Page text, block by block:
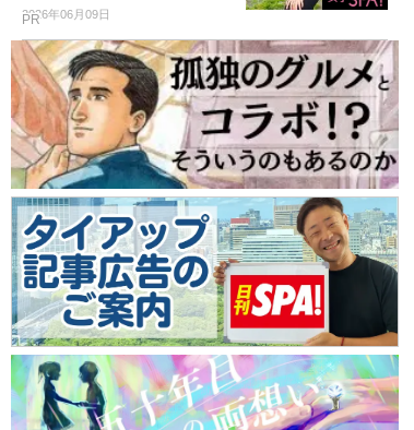
2026年06月09日
PR